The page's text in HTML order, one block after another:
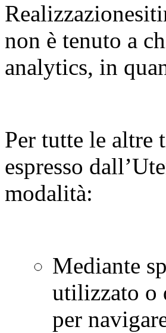
non è tenuto a
analytics, in
Per tutte le altre
espresso
modalità:
Mediante
utilizzato o
per